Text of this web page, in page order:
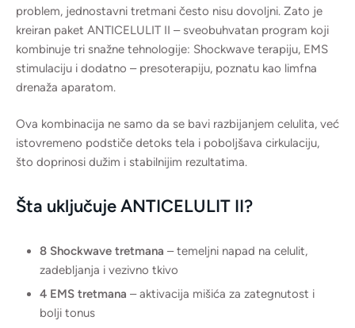
problem, jednostavni tretmani često nisu dovoljni. Zato je
kreiran paket ANTICELULIT II – sveobuhvatan program koji
kombinuje tri snažne tehnologije: Shockwave terapiju, EMS
stimulaciju i dodatno – presoterapiju, poznatu kao limfna
drenaža aparatom.
Ova kombinacija ne samo da se bavi razbijanjem celulita, već
istovremeno podstiče detoks tela i poboljšava cirkulaciju,
što doprinosi dužim i stabilnijim rezultatima.
Šta uključuje ANTICELULIT II?
8 Shockwave tretmana – temeljni napad na celulit,
zadebljanja i vezivno tkivo
4 EMS tretmana – aktivacija mišića za zategnutost i
bolji tonus